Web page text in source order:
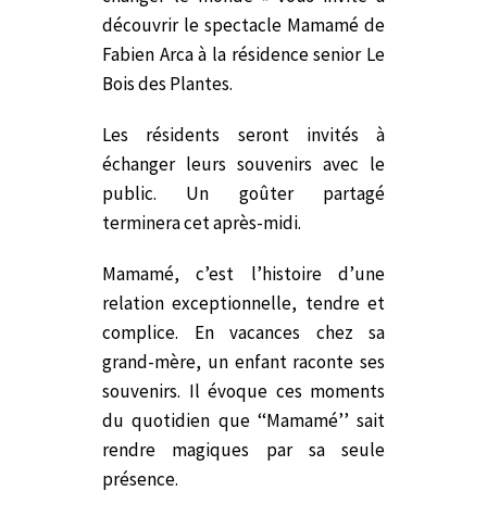
découvrir le spectacle Mamamé de
Fabien Arca à la résidence senior Le
Bois des Plantes.
Les résidents seront invités à
échanger leurs souvenirs avec le
public. Un goûter partagé
terminera cet après-midi.
Mamamé, c’est l’histoire d’une
relation exceptionnelle, tendre et
complice. En vacances chez sa
grand-mère, un enfant raconte ses
souvenirs. Il évoque ces moments
du quotidien que ‘‘Mamamé’’ sait
rendre magiques par sa seule
présence.